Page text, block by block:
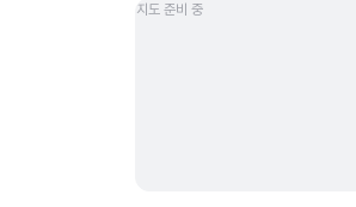
지도 준비 중